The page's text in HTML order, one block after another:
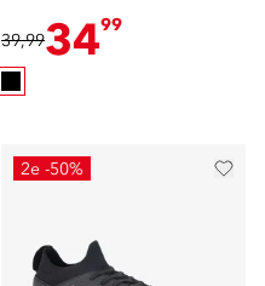
goud
39,993499
2e -50%